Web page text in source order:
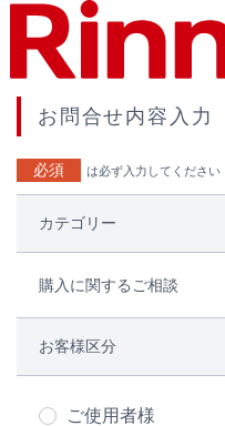
お問合せ内容入力
必須 は必ず入力してください
カテゴリー
購入に関するご相談
お客様区分
ご使用者様